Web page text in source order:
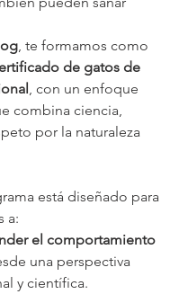
, te formamos como
de gatos de
, con un enfoque
combina ciencia,
por la naturaleza
está diseñado para
a:
el comportamiento
una perspectiva
y científica.